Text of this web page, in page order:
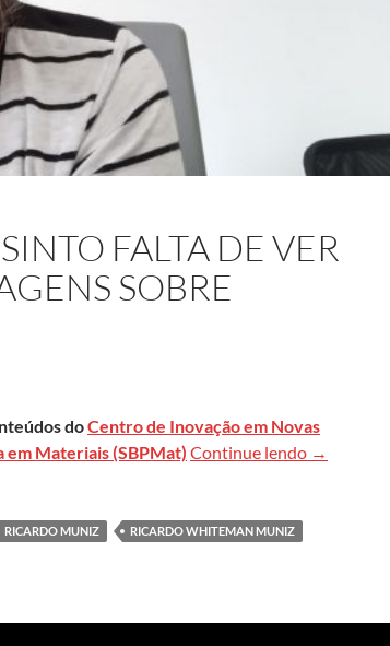
FALTA DE VER
SOBRE
doCentro de Inovação em Novas
em Materiais (SBPMat) Continue lendo Verónica
→
RICARDO MUNIZ
RICARDO WHITEMAN MUNIZ